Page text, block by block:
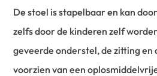
De stoel is stapelbaar en kan
zelfs door de kinderen zelf
geveerde onderstel, de zitting en
voorzien van een